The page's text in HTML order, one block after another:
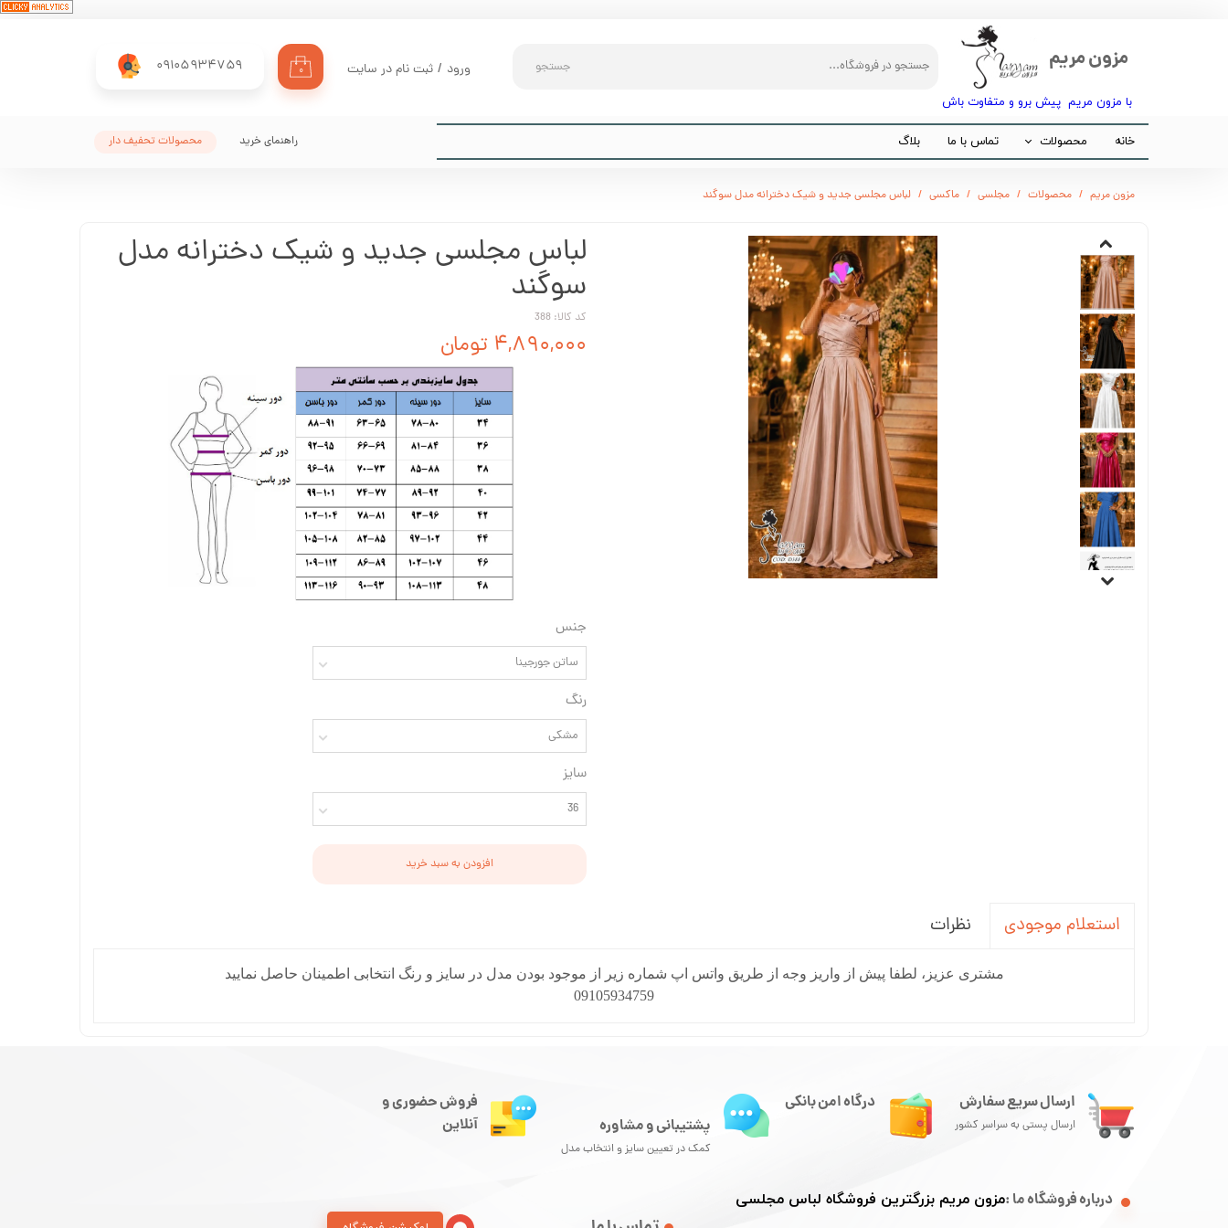
مزون مریم
با مزون مریم پیش برو و متفاوت باش​​​​​​​
09105934759 جستجو ۰ ورود / ثبت نام در سایت
خانه محصولات
شلوار
تماس با ما بلاگ محصولات تحفیف دار راهنمای خرید
مزون مریم محصولات مجلسی ماکسی لباس مجلسی جدید و شیک دخترانه مدل سوگند
لباس مجلسی جدید و شیک دخترانه مدل
سوگند
کد کالا: 388
۴,۸۹۰,۰۰۰ تومان
جنس
ساتن جورجینا
رنگ
مشکی
سایز
36
افزودن به سبد خرید
استعلام موجودی نظرات
مشتری عزیز، لطفا پیش از واریز وجه از طریق واتس اپ شماره زیر از موجود بودن مدل در سایز و رنگ انتخابی اطمینان حاصل نمایید
09105934759
ارسال سریع سفارش
ارسال پستی به سراسر کشور
درباره فروشگاه ما :مزون مریم بزرگترین فروشگاه لباس مجلسی
درگاه امن بانکی
پشتیبانی و مشاوره
کمک در تعیین سایز و انتخاب مدل
فروش حضوری و
آنلاین